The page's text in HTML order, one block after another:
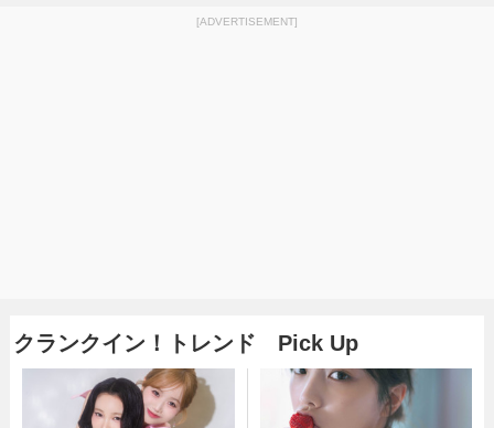
[ADVERTISEMENT]
クランクイン！トレンド Pick Up